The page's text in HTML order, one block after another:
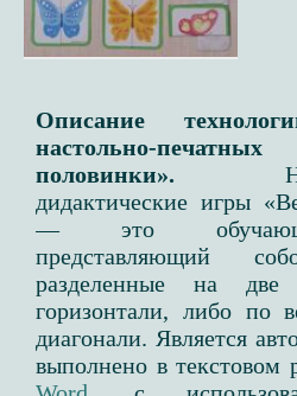
Описание
настольно-
половинки».
дидактические игры
— это
представляющий
разделенные на
горизонтали, либо по
диагонали. Является
выполнено в текстовом